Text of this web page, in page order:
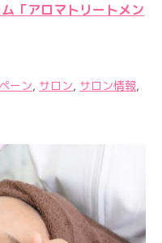
「アロマトリートメン
ーン, サロン, サロン情報,